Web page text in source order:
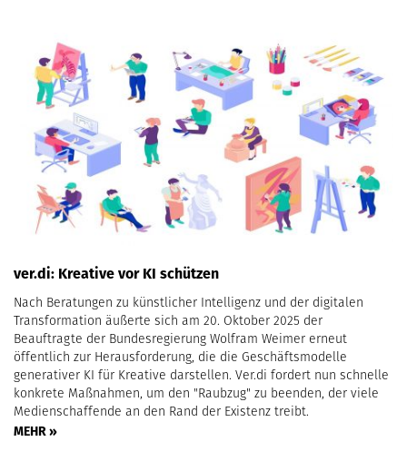
ver.di: Kreative vor KI schützen
Nach Beratungen zu künstlicher Intelligenz und der digitalen
Transformation äußerte sich am 20. Oktober 2025 der
Beauftragte der Bundesregierung Wolfram Weimer erneut
öffentlich zur Herausforderung, die die Geschäftsmodelle
generativer KI für Kreative darstellen. Ver.di fordert nun schnelle
konkrete Maßnahmen, um den "Raubzug" zu beenden, der viele
Medienschaffende an den Rand der Existenz treibt.
MEHR »